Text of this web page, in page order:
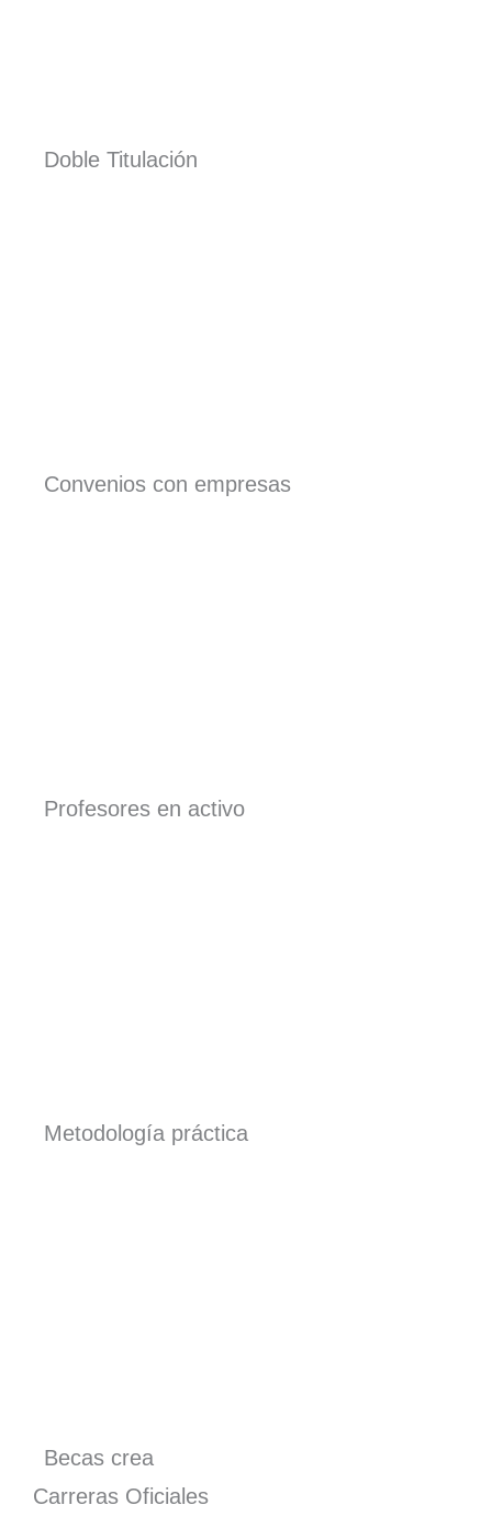
Doble Titulación
Convenios con empresas
Profesores en activo
Metodología práctica
Becas crea
Carreras Oficiales